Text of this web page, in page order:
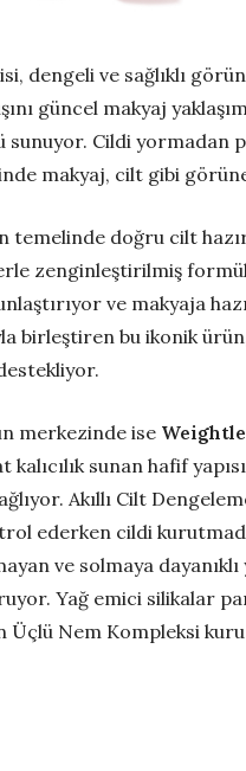
dengeli ve sağlıklı
güncel makyaj
sunuyor. Cildi yormadan
makyaj, cilt gibi
temelinde doğru cilt
zenginleştirilmiş
ve makyaja
birleştiren bu ikonik
merkezinde ise
kalıcılık sunan hafif
Akıllı Cilt
ederken cildi
ve solmaya dayanıklı
Yağ emici silikalar
Üçlü Nem Kompleksi